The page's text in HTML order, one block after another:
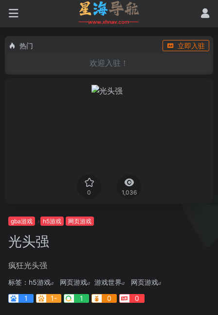
热门 立即入驻
欢迎入驻！
0 1,036
gba游戏 h5游戏 网页游戏
光头强
疯狂光头强
标签： h5游戏 网页游戏 游戏世界
网页游戏
1
1- 1 0 0